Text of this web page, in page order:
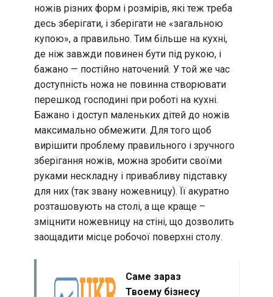
ножів різних форм і розмірів, які теж треба
десь зберігати, і зберігати не «загальною
купою», а правильно. Тим більше на кухні,
де ніж завжди повинен бути під рукою, і
бажано — постійно наточений. У той же час
доступність ножа не повинна створювати
перешкод господині при роботі на кухні.
Бажано і доступ маленьких дітей до ножів
максимально обмежити. Для того щоб
вирішити проблему правильного і зручного
зберігання ножів, можна зробити своїми
руками нескладну і привабливу підставку
для них (так звану ножевницу). Її акуратно
розташовують на столі, а ще краще –
зміцнити ножевницу на стіні, що дозволить
заощадити місце робочої поверхні столу.
Саме зараз
Твоему бізнесу